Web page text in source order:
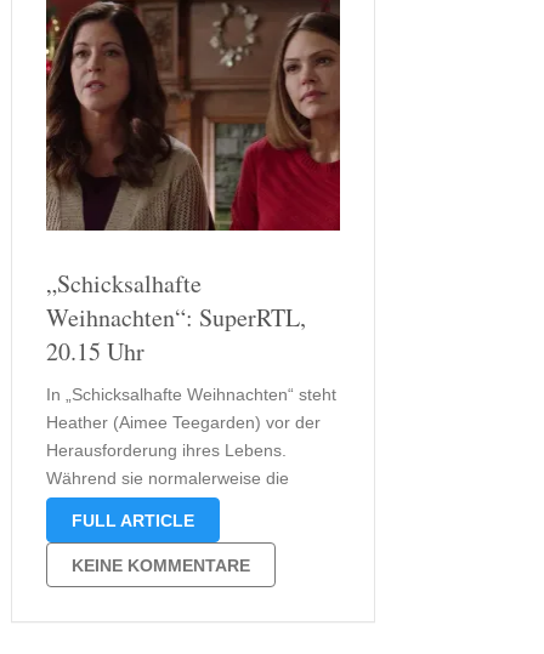
„Schicksalhafte
Weihnachten“: SuperRTL,
20.15 Uhr
In „Schicksalhafte Weihnachten“ steht
Heather (Aimee Teegarden) vor der
Herausforderung ihres Lebens.
Während sie normalerweise die
festliche Stimmung in Chicago
durch eine erschütternde Diagnose
überschattet: Eine
Autoimmunkrankheit hat ihre Leber
FULL ARTICLE
KEINE KOMMENTARE